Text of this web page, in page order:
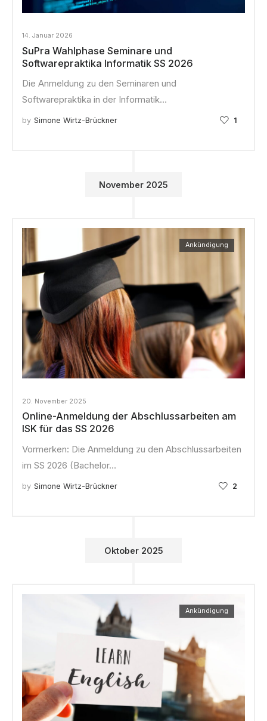
14. Januar 2026
SuPra Wahlphase Seminare und
Softwarepraktika Informatik SS 2026
Die Anmeldung zu den Seminaren und
Softwarepraktika in der Informatik…
by Simone Wirtz-Brückner 1
November 2025
20. November 2025
Ankündigung
Online-Anmeldung der Abschlussarbeiten am
ISK für das SS 2026
Vormerken: Die Anmeldung zu den Abschlussarbeiten
im SS 2026 (Bachelor…
by Simone Wirtz-Brückner 2
Oktober 2025
Ankündigung